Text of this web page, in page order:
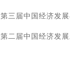
第三届中国经济发展与法律规制高
第二届中国经济发展新动能与法律规制高峰